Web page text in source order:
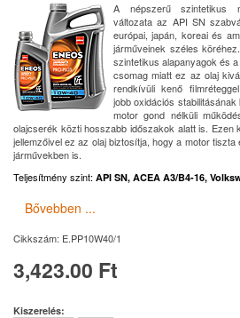
A népszerű szintetikus
változata az API SN
európai, japán, koreai és
járműveinek széles
szintetikus alapanyagok és
csomag miatt ez az olaj
rendkívüli kenő
jobb oxidációs
motor gond nélküli
olajcserék közti hosszabb időszakok alatt is.
jellemzőivel ez az olaj biztosítja, hogy a motor
járművekben is.
Teljesítmény szint: API SN, ACEA A3/B4-16,
Bővebben ...
Cikkszám: E.PP10W40/1
3,423.00 Ft
Kiszerelés: